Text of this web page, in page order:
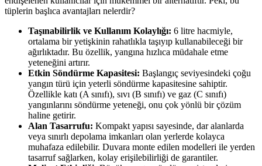
tüplerin başlıca avantajları nelerdir?
Taşınabilirlik ve Kullanım Kolaylığı: 6 litre hacmiyle,
ortalama bir yetişkinin rahatlıkla taşıyıp kullanabileceği bir
ağırlıktadır. Bu özellik, yangına hızlıca müdahale etme
yeteneğini artırır.
Etkin Söndürme Kapasitesi: Başlangıç seviyesindeki çoğu
yangın türü için yeterli söndürme kapasitesine sahiptir.
Özellikle katı (A sınıfı), sıvı (B sınıfı) ve gaz (C sınıfı)
yangınlarını söndürme yeteneği, onu çok yönlü bir çözüm
haline getirir.
Alan Tasarrufu: Kompakt yapısı sayesinde, dar alanlarda
veya sınırlı depolama imkanları olan yerlerde kolayca
muhafaza edilebilir. Duvara monte edilen modelleri ile yerden
tasarruf sağlarken, kolay erişilebilirliği de garantiler.